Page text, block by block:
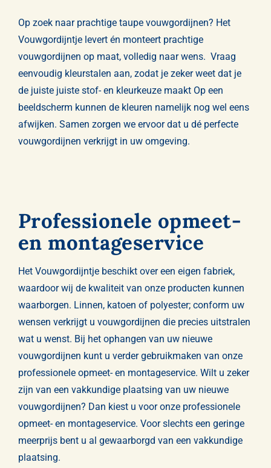
Opmeten & Instructies
FAQ
Referenties
Op zoek naar prachtige taupe vouwgordijnen? Het
Vouwgordijntjelevert én monteert prachtige
vouwgordijnen op maat, volledig naar wens. Vraag
eenvoudig kleurstalen aan, zodat je zeker weet dat je
de juiste juiste stof- en kleurkeuze maakt Op een
beeldscherm kunnen de kleuren namelijk nog wel eens
afwijken. Samen zorgen we ervoor dat u dé perfecte
vouwgordijnen verkrijgt in uw omgeving.
Professionele opmeet-
en montageservice
Het Vouwgordijntje beschikt over een eigen fabriek,
waardoor wij de kwaliteit van onze producten kunnen
waarborgen. Linnen, katoen of polyester; conform uw
wensen verkrijgt u vouwgordijnen die precies uitstralen
wat u wenst. Bij het ophangen van uw nieuwe
vouwgordijnen kunt u verder gebruikmaken van onze
professionele opmeet- en montageservice. Wilt u zeker
zijn van een vakkundige plaatsing van uw nieuwe
vouwgordijnen? Dan kiest u voor onze professionele
opmeet-en montageservice. Voor slechts een geringe
meerprijs bent u al gewaarborgd van een vakkundige
plaatsing.